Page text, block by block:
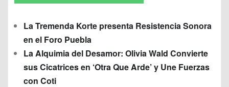
La Tremenda Korte presenta Resistencia Sonora
en el Foro Puebla
La Alquimia del Desamor: Olivia Wald Convierte
sus Cicatrices en ‘Otra Que Arde’ y Une Fuerzas
con Coti